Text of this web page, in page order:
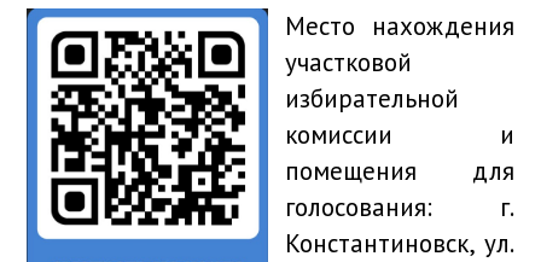
Место нахождения
участковой
избирательной
комиссии и
помещения для
голосования: г.
Константиновск, ул.